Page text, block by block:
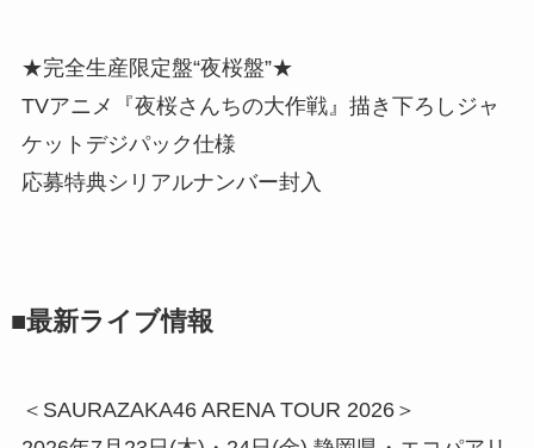
★完全生産限定盤“夜桜盤”★
TVアニメ『夜桜さんちの大作戦』描き下ろしジャ
ケットデジパック仕様
応募特典シリアルナンバー封入
■最新ライブ情報
＜SAURAZAKA46 ARENA TOUR 2026＞